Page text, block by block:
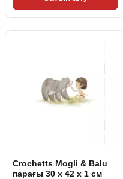
Crochetts Mogli & Balu
парағы 30 x 42 x 1 см